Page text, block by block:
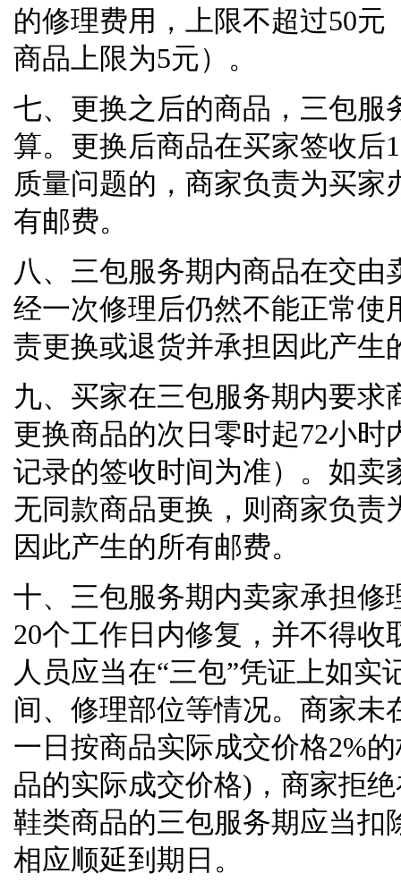
的修理费用，上限不超过50元
商品上限为5元）。
七、更换之后的商品，三包服
算。更换后商品在买家签收后
质量问题的，商家负责为买
有邮费。
八、三包服务期内商品在交
经一次修理后仍然不能正常使
责更换或退货并承担因此产生
九、买家在三包服务期内要
更换商品的次日零时起72小时
记录的签收时间为准）。如卖
无同款商品更换，则商家负
因此产生的所有邮费。
十、三包服务期内卖家承担修
20个工作日内修复，并不得收
人员应当在“三包”凭证上如实
间、修理部位等情况。商家
一日按商品实际成交价格2%
品的实际成交价格) ，商家拒
鞋类商品的三包服务期应当扣
相应顺延到期日。